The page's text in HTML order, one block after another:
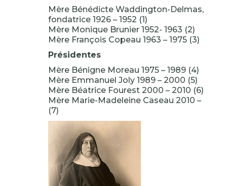
Mère Bénédicte Waddington-Delmas,
fondatrice 1926 – 1952 (1)
Mère Monique Brunier 1952- 1963 (2)
Mère François Copeau 1963 – 1975 (3)
Présidentes
Mère Bénigne Moreau 1975 – 1989 (4)
Mère Emmanuel Joly 1989 – 2000 (5)
Mère Béatrice Fourest 2000 – 2010 (6)
Mère Marie-Madeleine Caseau 2010 –
(7)